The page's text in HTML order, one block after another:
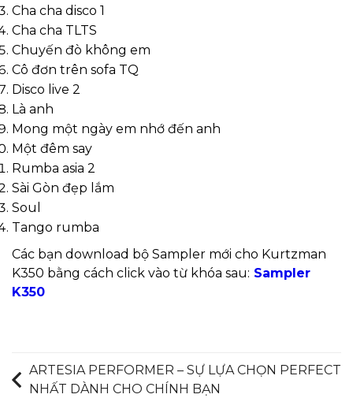
Cha cha disco 1
Cha cha TLTS
Chuyến đò không em
Cô đơn trên sofa TQ
Disco live 2
Là anh
Mong một ngày em nhớ đến anh
Một đêm say
Rumba asia 2
Sài Gòn đẹp lắm
Soul
Tango rumba
Các bạn download bộ Sampler mới cho Kurtzman
K350 bằng cách click vào từ khóa sau: Sampler
K350
ARTESIA PERFORMER – SỰ LỰA CHỌN PERFECT
NHẤT DÀNH CHO CHÍNH BẠN